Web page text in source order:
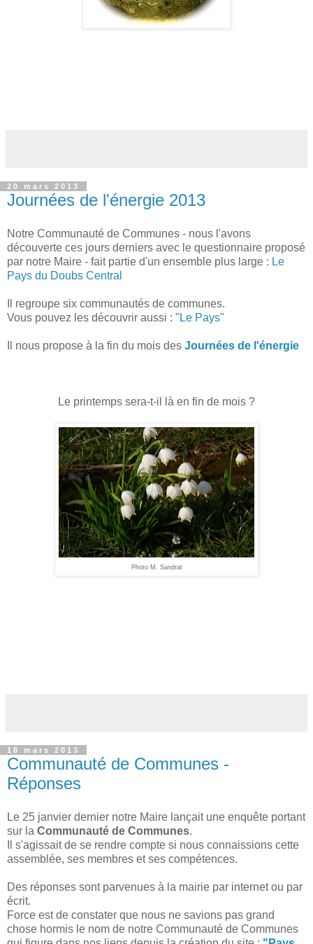
20 mars 2013
Journées de l'énergie 2013
Notre Communauté de Communes - nous l'avons
découverte ces jours derniers avec le questionnaire proposé
par notre Maire - fait partie d'un ensemble plus large : Le
Pays du Doubs Central
Il regroupe six communautés de communes.
Vous pouvez les découvrir aussi : " Le Pays"
Il nous propose à la fin du mois des Journées de l'énergie
Le printemps sera-t-il là en fin de mois ?
Photo M. Sandrat
18 mars 2013
Communauté de Communes -
Réponses
Le 25 janvier dernier notre Maire lançait une enquête portant
sur la Communauté de Communes.
Il s'agissait de se rendre compte si nous connaissions cette
assemblée, ses membres et ses compétences.
Des réponses sont parvenues à la mairie par internet ou par
écrit.
Force est de constater que nous ne savions pas grand
chose hormis le nom de notre Communauté de Communes